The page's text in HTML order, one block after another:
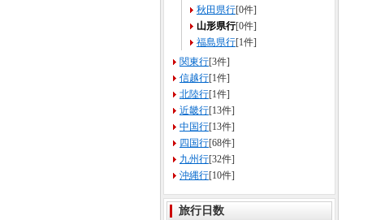
秋田県行[0件]
山形県行[0件]
福島県行[1件]
関東行[3件]
信越行[1件]
北陸行[1件]
近畿行[13件]
中国行[13件]
四国行[68件]
九州行[32件]
沖縄行[10件]
旅行日数